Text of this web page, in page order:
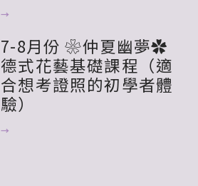
→
7-8月份 ❀仲夏幽夢✿
德式花藝基礎課程（適
合想考證照的初學者體
驗）
→